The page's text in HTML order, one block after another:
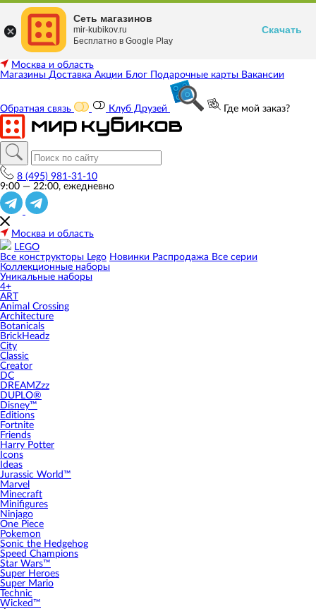
Москва и область
Магазины Доставка Акции Блог Подарочные карты Вакансии
Обратная связь Клуб Друзей Где мой заказ?
8 (495) 981-31-10
9:00 — 22:00, ежедневно
Москва и область
LEGO
Все конструкторы Lego Новинки Распродажа Все серии
Коллекционные наборы
Уникальные наборы
4+
ART
Animal Crossing
Architecture
Botanicals
BrickHeadz
City
Classic
Creator
DC
DREAMZzz
DUPLO®
Disney™
Editions
Fortnite
Friends
Harry Potter
Icons
Ideas
Jurassic World™
Marvel
Minecraft
Minifigures
Ninjago
One Piece
Pokemon
Sonic the Hedgehog
Speed Champions
Star Wars™
Super Heroes
Super Mario
Technic
Wicked™
Сеть магазинов
mir-kubikov.ru
Бесплатно в Google Play
Скачать